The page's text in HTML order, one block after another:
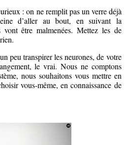
: on ne remplit pas un verre déjà
d’aller au bout, en suivant la
vont être malmenées. Mettez les de
peu transpirer les neurones, de votre
le vrai. Nous ne comptons
nous souhaitons vous mettre en
vous-même, en connaissance de